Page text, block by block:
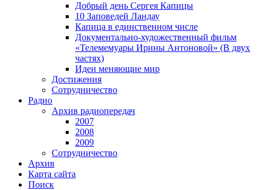
Добрый день Сергея Капицы
10 Заповедей Ландау
Капица в единственном числе
Документально-художественный фильм
«Телемемуары Ирины Антоновой» (В двух
частях)
Идеи меняющие мир
Достижения
Сотрудничество
Радио
Архив радиопередач
2007
2008
2009
Сотрудничество
Архив
Карта сайта
Поиск